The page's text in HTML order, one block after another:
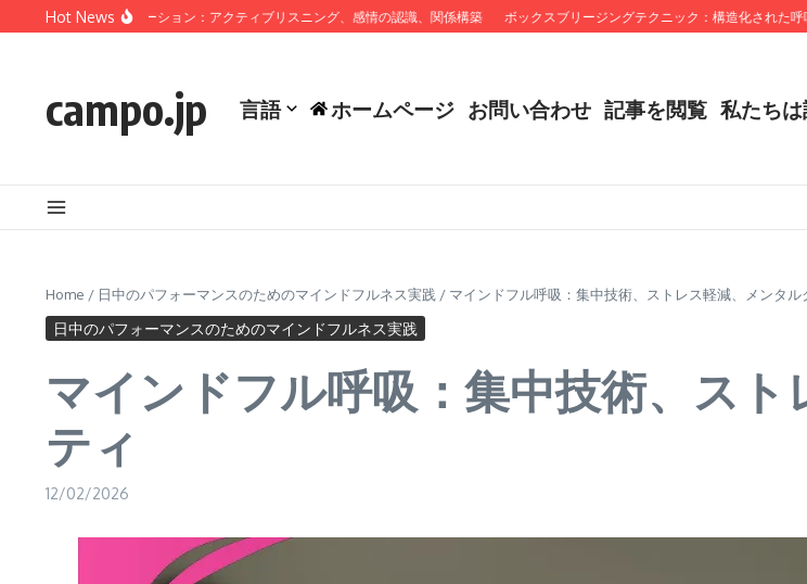
Skip to content
Hot News
フルコミュニケーション：アクティブリスニング、感情の認識、関係構築 ボックスブリージングテクニック：構造化された呼吸、
campo.jp 言語 ホームページ お問い合わせ 記事を閲覧 私たち
Home / 日中のパフォーマンスのためのマインドフルネス実践 / マインドフル呼吸：集中技術、ストレス軽減、メンタル
日中のパフォーマンスのためのマインドフルネス実践
マインドフル呼吸：集中技術、ス
ティ
12/02/2026